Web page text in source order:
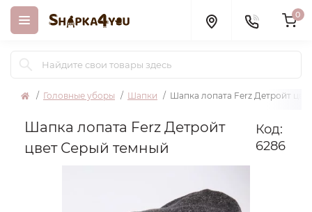
0
Головные уборы Шапки Шапка лопата Ferz Детройт
Шапка лопата Ferz Детройт
цвет Серый темный
Код:
6286